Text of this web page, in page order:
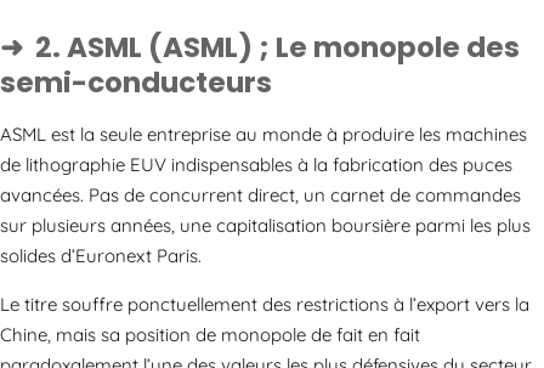
2. ASML (ASML) ; Le monopole des
semi-conducteurs
ASML est la seule entreprise au monde à produire les machines
de lithographie EUV indispensables à la fabrication des puces
avancées. Pas de concurrent direct, un carnet de commandes
sur plusieurs années, une capitalisation boursière parmi les plus
solides d’Euronext Paris.
Le titre souffre ponctuellement des restrictions à l’export vers la
Chine, mais sa position de monopole de fait en fait